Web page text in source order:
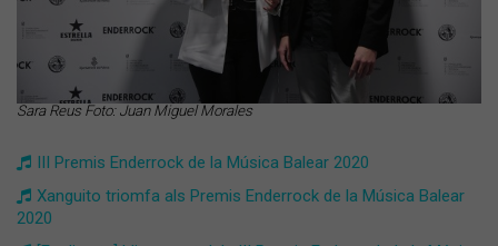
Sara Reus Foto: Juan Miguel Morales
III Premis Enderrock de la Música Balear 2020
Xanguito triomfa als Premis Enderrock de la Música Balear
2020